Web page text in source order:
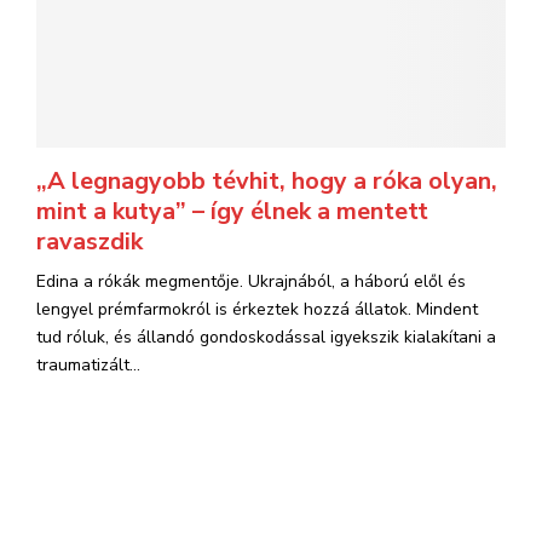
„A legnagyobb tévhit, hogy a róka olyan,
mint a kutya” – így élnek a mentett
ravaszdik
Edina a rókák megmentője. Ukrajnából, a háború elől és
lengyel prémfarmokról is érkeztek hozzá állatok. Mindent
tud róluk, és állandó gondoskodással igyekszik kialakítani a
traumatizált...